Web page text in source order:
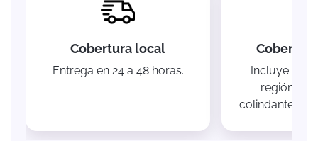
Cobertura local
Entrega en 24 a 48 horas.
Incluye
región
colindantes